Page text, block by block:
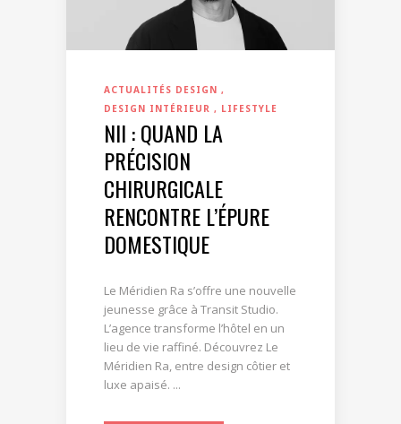
ACTUALITÉS DESIGN
DESIGN INTÉRIEUR
LIFESTYLE
NII : QUAND LA
PRÉCISION
CHIRURGICALE
RENCONTRE L’ÉPURE
DOMESTIQUE
Le Méridien Ra s’offre une nouvelle
jeunesse grâce à Transit Studio.
L’agence transforme l’hôtel en un
lieu de vie raffiné. Découvrez Le
Méridien Ra, entre design côtier et
luxe apaisé. ...